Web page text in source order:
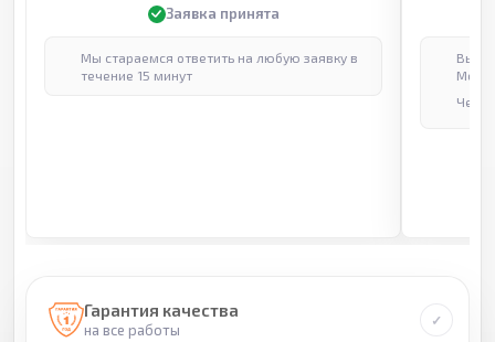
Заявка принята
Мы стараемся ответить на любую заявку в
течение 15 минут
Гарантия качества
на все работы